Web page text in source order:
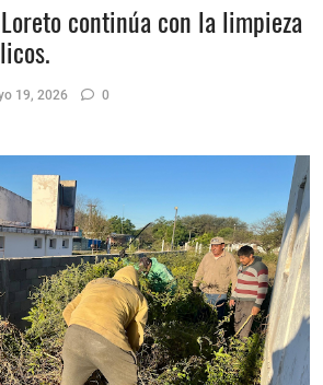
continúa con la limpieza
19, 2026 0